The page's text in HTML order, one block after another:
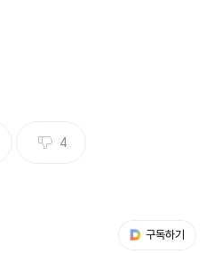
으로 합류했다.
관리도 너무 하시는 거 같
다해는 지난 방송에서 언급했
4
구독하기